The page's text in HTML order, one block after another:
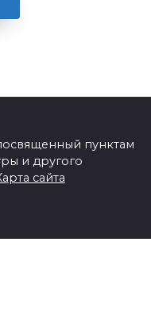
пунктам
и другого
сайта